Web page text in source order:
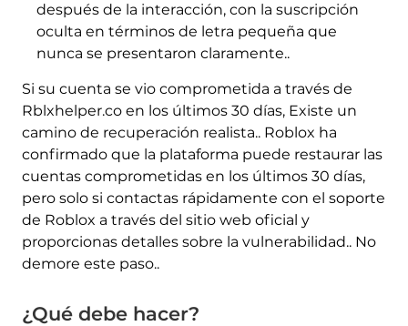
después de la interacción, con la suscripción
oculta en términos de letra pequeña que
nunca se presentaron claramente..
Si su cuenta se vio comprometida a través de
Rblxhelper.co en los últimos 30 días, Existe un
camino de recuperación realista.. Roblox ha
confirmado que la plataforma puede restaurar las
cuentas comprometidas en los últimos 30 días,
pero solo si contactas rápidamente con el soporte
de Roblox a través del sitio web oficial y
proporcionas detalles sobre la vulnerabilidad.. No
demore este paso..
¿Qué debe hacer?